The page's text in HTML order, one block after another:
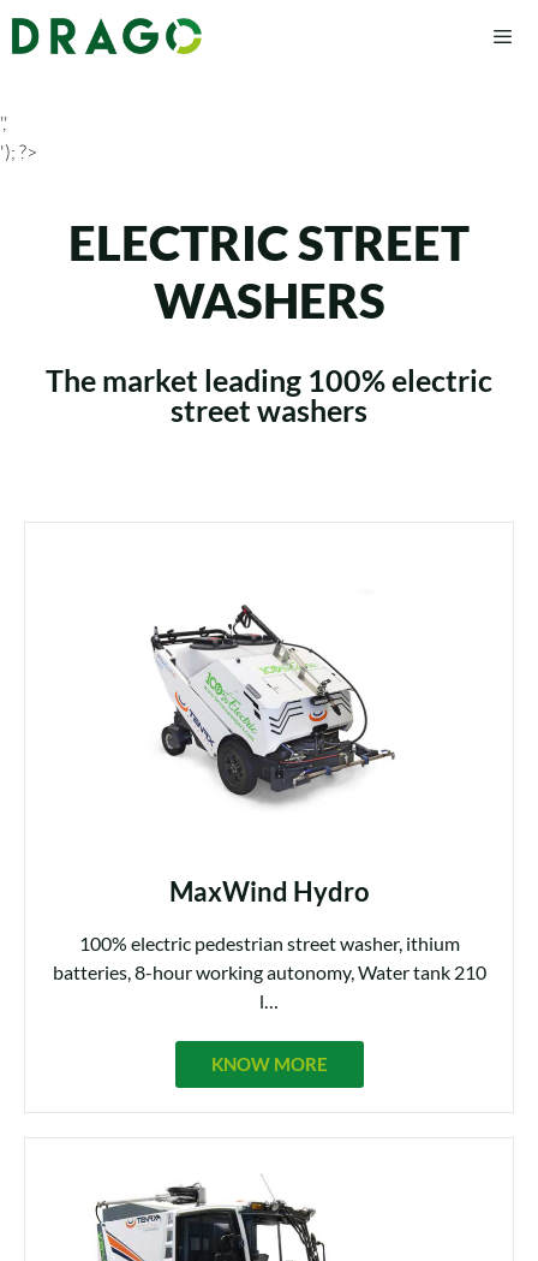
','
'); ?>
ELECTRIC STREET
WASHERS
The market leading 100% electric
street washers
MaxWind Hydro
100% electric pedestrian street washer, ithium
batteries, 8-hour working autonomy,Water tank 210
l…
KNOW MORE